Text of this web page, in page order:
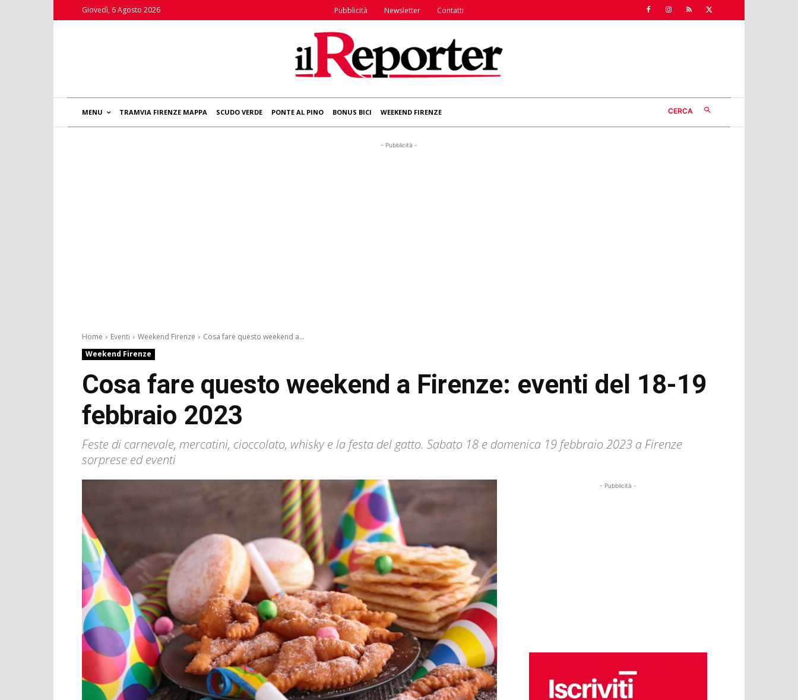
Giovedì, 6 Agosto 2026 Pubblicità Newsletter Contatti
MENU TRAMVIA FIRENZE MAPPA SCUDO VERDE PONTE AL PINO BONUS BICI WEEKEND FIRENZE CERCA
- Pubblicità -
Home Eventi Weekend Firenze
Cosa fare questo weekend a...
Weekend Firenze
Cosa fare questo weekend a Firenze: eventi del 18-19
febbraio 2023
Feste di carnevale, mercatini, cioccolato, whisky e la festa del gatto. Sabato 18 e domenica 19 febbraio 2023 a Firenze
sorprese ed eventi
- Pubblicità -